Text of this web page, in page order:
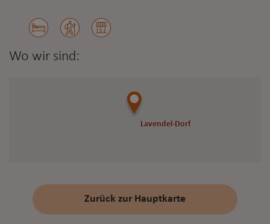
Wo wir sind:
Lavendel-Dorf
Lavendel-Dorf
Zurück zur Hauptkarte